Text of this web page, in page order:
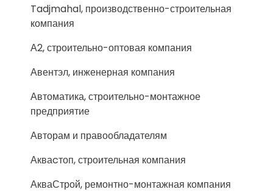
Tadjmahal, производственно-строительная
компания
А2, строительно-оптовая компания
Авентэл, инженерная компания
Автоматика, строительно-монтажное
предприятие
Авторам и правообладателям
Акваcтоп, строительная компания
АкваСтрой, ремонтно-монтажная компания